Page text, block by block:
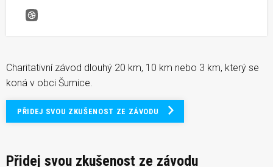
Šumická Bota
Charitativní závod dlouhý 20 km, 10 km nebo 3 km, který se
koná v obci Šumice.
PŘIDEJ SVOU ZKUŠENOST ZE ZÁVODU
Přidej svou zkušenost ze závodu